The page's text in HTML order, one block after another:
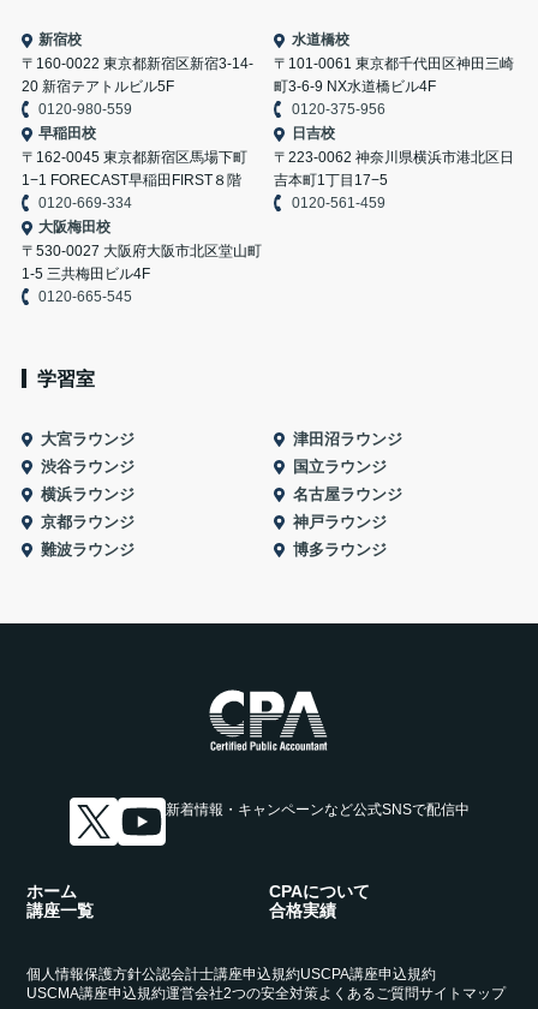
新宿校
〒160-0022 東京都新宿区新宿3-14-
20 新宿テアトルビル5F
0120-980-559
水道橋校
〒101-0061 東京都千代田区神田三崎
町3-6-9 NX水道橋ビル4F
0120-375-956
早稲田校
〒162-0045 東京都新宿区馬場下町
1−1 FORECAST早稲田FIRST８階
0120-669-334
日吉校
〒223-0062 神奈川県横浜市港北区日
吉本町1丁目17−5
0120-561-459
大阪梅田校
〒530-0027 大阪府大阪市北区堂山町
1-5 三共梅田ビル4F
0120-665-545
学習室
大宮ラウンジ
津田沼ラウンジ
渋谷ラウンジ
国立ラウンジ
横浜ラウンジ
名古屋ラウンジ
京都ラウンジ
神戸ラウンジ
難波ラウンジ
博多ラウンジ
新着情報・キャンペーンなど公式SNSで配信中
ホーム
CPAについて
講座一覧
合格実績
個人情報保護方針公認会計士講座申込規約USCPA講座申込規約
USCMA講座申込規約運営会社2つの安全対策よくあるご質問サイトマップ